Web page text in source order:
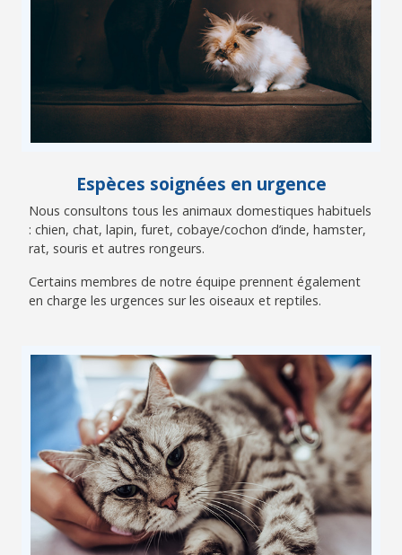
Espèces soignées en urgence
Nous consultons tous les animaux domestiques habituels
: chien, chat, lapin, furet, cobaye/cochon d’inde, hamster,
rat, souris et autres rongeurs.
Certains membres de notre équipe prennent également
en charge les urgences sur les oiseaux et reptiles.